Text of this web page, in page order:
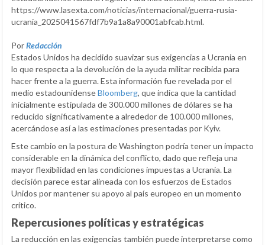
https://www.lasexta.com/noticias/internacional/guerra-rusia-
ucrania_2025041567fdf7b9a1a8a90001abfcab.html.
PorRedacción
Estados Unidos ha decidido suavizar sus exigencias a Ucrania en
lo que respecta a la devolución de la ayuda militar recibida para
hacer frente a la guerra. Esta información fue revelada por el
medio estadounidenseBloomberg, que indica que la cantidad
inicialmente estipulada de 300.000 millones de dólares se ha
reducido significativamente a alrededor de 100.000 millones,
acercándose así a las estimaciones presentadas por Kyiv.
Este cambio en la postura de Washington podría tener un impacto
considerable en la dinámica del conflicto, dado que refleja una
mayor flexibilidad en las condiciones impuestas a Ucrania. La
decisión parece estar alineada con los esfuerzos de Estados
Unidos por mantener su apoyo al país europeo en un momento
crítico.
Repercusiones políticas y estratégicas
La reducción en las exigencias también puede interpretarse como